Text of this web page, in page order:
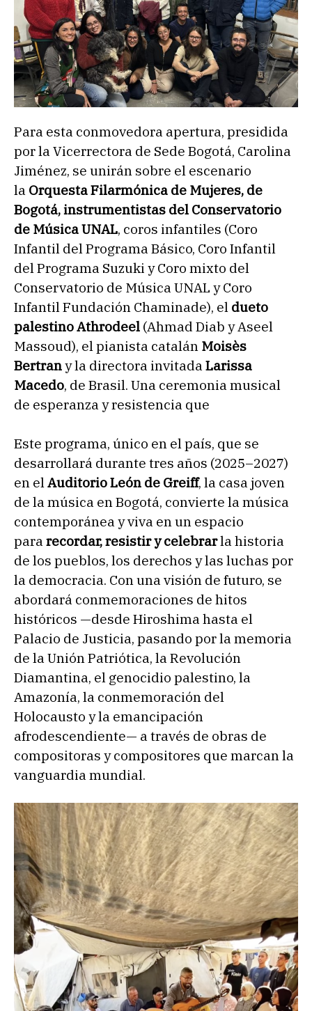
Para esta conmovedora apertura, presidida
por la Vicerrectora de Sede Bogotá, Carolina
Jiménez, se unirán sobre el escenario
la Orquesta Filarmónica de Mujeres, de
Bogotá, instrumentistas del Conservatorio
de Música UNAL, coros infantiles (Coro
Infantil del Programa Básico, Coro Infantil
del Programa Suzuki y Coro mixto del
Conservatorio de Música UNAL y Coro
Infantil Fundación Chaminade), el dueto
palestino Athrodeel (Ahmad Diab y Aseel
Massoud), el pianista catalán Moisès
Bertrany la directora invitada Larissa
Macedo, de Brasil. Una ceremonia musical
de esperanza y resistencia que
Este programa, único en el país, que se
desarrollará durante tres años (2025–2027)
en el Auditorio León de Greiff, la casa joven
de la música en Bogotá, convierte la música
contemporánea y viva en un espacio
para recordar, resistir y celebrarla historia
de los pueblos, los derechos y las luchas por
la democracia. Con una visión de futuro, se
abordará conmemoraciones de hitos
históricos —desde Hiroshima hasta el
Palacio de Justicia, pasando por la memoria
de la Unión Patriótica, la Revolución
Diamantina, el genocidio palestino, la
Amazonía, la conmemoración del
Holocausto y la emancipación
afrodescendiente— a través de obras de
compositoras y compositores que marcan la
vanguardia mundial.